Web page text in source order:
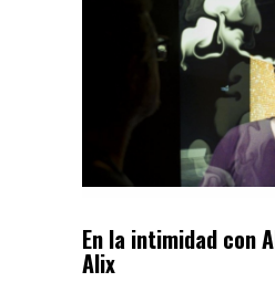
En la intimidad con
Alix